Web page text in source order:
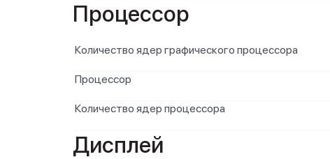
Процессор
Количество ядер графического процессора
Процессор
Количество ядер процессора
Дисплей